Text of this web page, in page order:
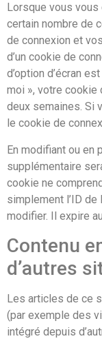
Lorsque vous
certain nombre de
de connexion et
d’un cookie de
d’option d’écran
moi », votre cookie
deux semaines. Si
le cookie de
En modifiant ou en
supplémentaire
cookie ne
simplement l’ID
modifier. Il expire
Contenu
d’autres
Les articles de ce
(par exemple des
intégré depuis